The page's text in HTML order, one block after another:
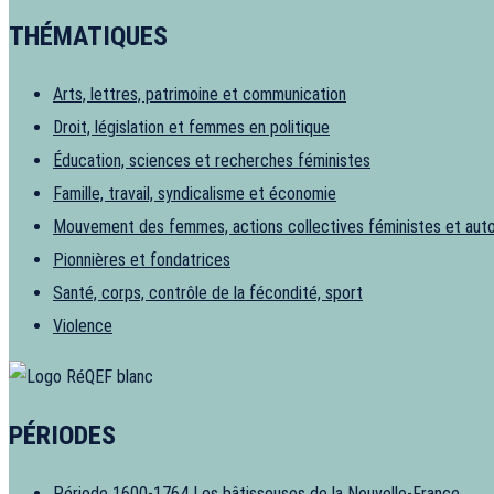
THÉMATIQUES
Arts, lettres, patrimoine et communication
Droit, législation et femmes en politique
Éducation, sciences et recherches féministes
Famille, travail, syndicalisme et économie
Mouvement des femmes, actions collectives féministes et
Pionnières et fondatrices
Santé, corps, contrôle de la fécondité, sport
Violence
PÉRIODES